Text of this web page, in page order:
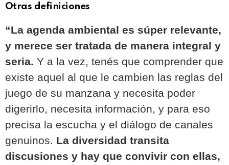
Otras definiciones
“La agenda ambiental es súper relevante,
y merece ser tratada de manera integral y
seria. Y a la vez, tenés que comprender que
existe aquel al que le cambien las reglas del
juego de su manzana y necesita poder
digerirlo, necesita información, y para eso
precisa la escucha y el diálogo de canales
genuinos. La diversidad transita
discusiones y hay que convivir con ellas,